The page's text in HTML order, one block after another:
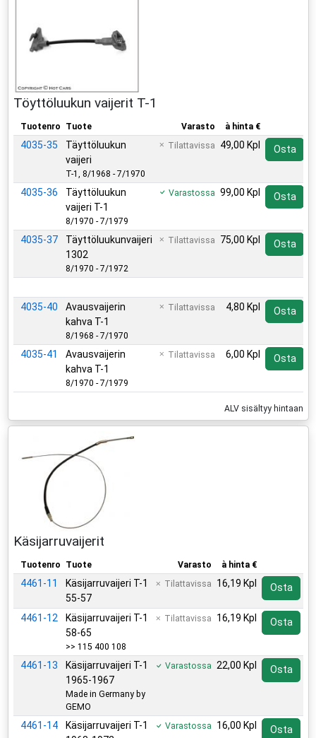
Töyttöluukun vaijerit T-1
Tuotenro Tuote Varasto à hinta €
4035-35
Täyttöluukun
vaijeri
T-1, 8/1968 - 7/1970
Tilattavissa 49,00 Kpl Osta
4035-36
Täyttöluukun
vaijeri T-1
8/1970 - 7/1979
Varastossa 99,00 Kpl Osta
4035-37
Täyttöluukunvaijeri
1302
8/1970 - 7/1972
Tilattavissa 75,00 Kpl Osta
4035-40
Avausvaijerin
kahva T-1
8/1968 - 7/1970
Tilattavissa 4,80 Kpl Osta
4035-41
Avausvaijerin
kahva T-1
8/1970 - 7/1979
Tilattavissa 6,00 Kpl Osta
ALV sisältyy hintaan
Käsijarruvaijerit
Tuotenro Tuote Varasto à hinta €
4461-11
Käsijarruvaijeri T-1
55-57
Tilattavissa 16,19 Kpl Osta
4461-12
Käsijarruvaijeri T-1
58-65
>> 115 400 108
Tilattavissa 16,19 Kpl Osta
4461-13
Käsijarruvaijeri T-1
1965-1967
Made in Germany by
GEMO
Varastossa 22,00 Kpl Osta
4461-14
Käsijarruvaijeri T-1
Varastossa 16,00 Kpl Osta